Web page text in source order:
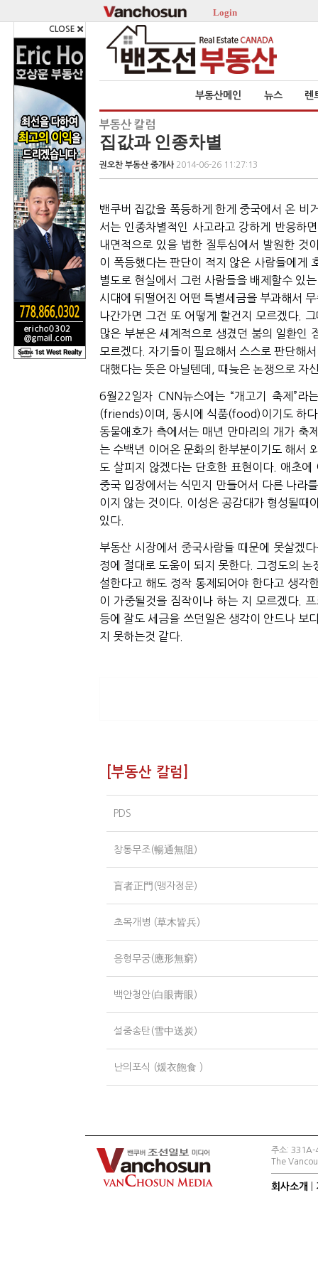
Login
부동산메인 뉴스 렌
CLOSE
부동산 칼럼
집값과 인종차별
권오찬 부동산 중개사 2014-06-26 11:27:13
밴쿠버 집값을 폭등하게 한게 중국에서 온 비
서는 인종차별적인 사고라고 강하게 반응하
내면적으로 있을 법한 질투심에서 발원한 것
이 폭등했다는 판단이 적지 않은 사람들에게
별도로 현실에서 그런 사람들을 배제할수 있
시대에 뒤떨어진 어떤 특별세금을 부과해서
나간가면 그건 또 어떻게 할건지 모르겠다.
많은 부분은 세계적으로 생겼던 붐의 일환인
모르겠다.자기들이 필요해서 스스로 판단해
대했다는 뜻은 아닐텐데
때늦은 논쟁으로 자
6월22일자 CNN뉴스에는 “개고기 축제”라
(friends)이며 , 동시에 식품(food)이기도 하
동물애호가 측에서는 매년 만마리의 개가 축
는 수백년 이어온 문화의 한부분이기도 해서
도 살피지 않겠다는 단호한 표현이다. 애초에
중국 입장에서는 식민지 만들어서 다른 나라
이지 않는 것이다. 이성은 공감대가 형성될때
있다.
부동산 시장에서 중국사람들 때문에 못살겠
정에 절대로 도움이 되지 못한다. 그정도의 논
설한다고 해도 정작 통제되어야 한다고 생각
이 가중될것을 짐작이나 하는 지 모르겠다.
등에 잘도 세금을 쓰던일은 생각이 안드나 보
지 못하는것 같다.
[부동산 칼럼]
PDS
창통무조(暢通無阻)
盲者正門(맹자정문)
초목개병 (草木皆兵)
응형무궁(應形無窮)
백안청안(白眼靑眼)
설중송탄(雪中送炭)
난의포식 (煖衣飽食 )
주소:
The
회사소개